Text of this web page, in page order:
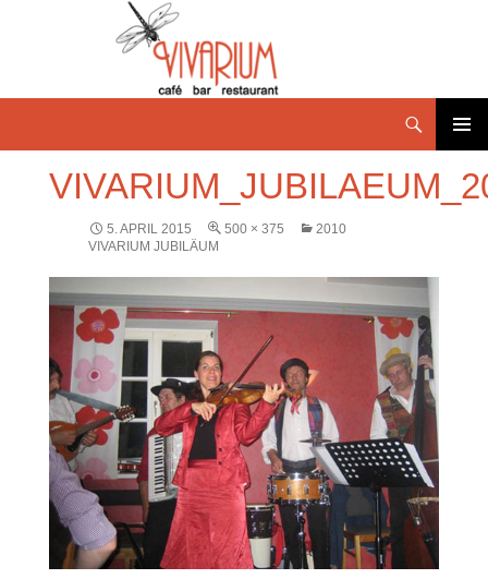
MENÜ
5. APRIL 2015 500 × 375
2010
VIVARIUM JUBILÄUM